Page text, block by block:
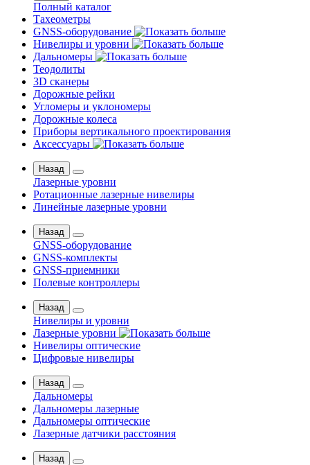
Полный каталог
Тахеометры
GNSS-оборудование
Нивелиры и уровни
Дальномеры
Теодолиты
3D сканеры
Дорожные рейки
Угломеры и уклономеры
Дорожные колеса
Приборы вертикального проектирования
Аксессуары
Назад
Лазерные уровни
Ротационные лазерные нивелиры
Линейные лазерные уровни
Назад
GNSS-оборудование
GNSS-комплекты
GNSS-приемники
Полевые контроллеры
Назад
Нивелиры и уровни
Лазерные уровни
Нивелиры оптические
Цифровые нивелиры
Назад
Дальномеры
Дальномеры лазерные
Дальномеры оптические
Лазерные датчики расстояния
Назад